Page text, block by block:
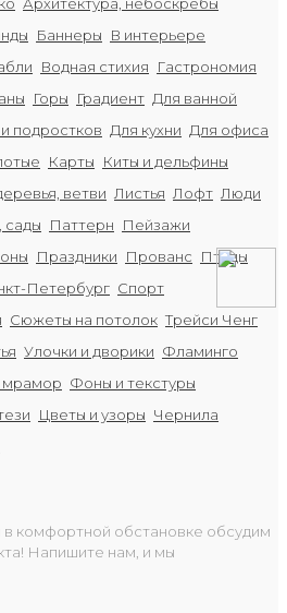
Баннеры
В интерьере
Водная стихия
Гастрономия
Горы Градиент Для ванной
подростков Для кухни Для офиса
Карты
Киты и дельфины
ветви Листья Лофт Люди
сады Паттерн
Пейзажи
Праздники Прованс
Птицы
Петербург Спорт
Сюжеты на потолок Трейси Ченг
Улочки и дворики Фламинго
Фоны и текстуры
Цветы и узоры Чернила
комфортной обстановке обсудим
Напишите нам, и мы